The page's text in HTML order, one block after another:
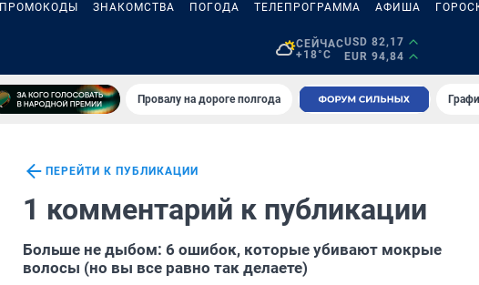
ПРОМОКОДЫ ЗНАКОМСТВА ПОГОДА ТЕЛЕПРОГРАММА АФИША
СЕЙЧАС
+18°C
USD 82,17
EUR 94,84
Провалу на дороге полгода
ПЕРЕЙТИ К ПУБЛИКАЦИИ
1 комментарий к публикации
Больше не дыбом: 6 ошибок, которые убивают мокрые
волосы (но вы все равно так делаете)